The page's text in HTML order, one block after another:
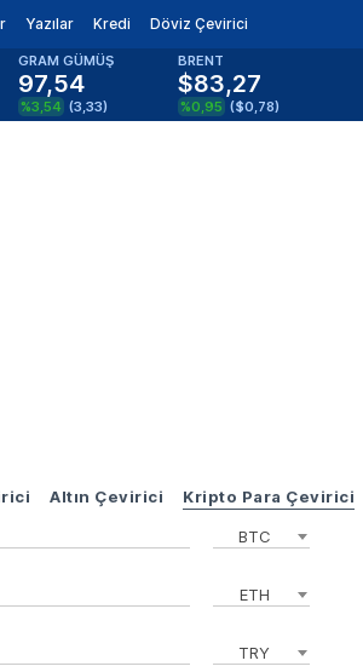
Yazılar Kredi Döviz Çevirici
GRAM GÜMÜŞ
97,54
%3,54 (3,33)
BRENT
$83,27
%0,95 ($0,78)
Altın Çevirici Kripto Para Çevirici
BTC
ETH
TRY